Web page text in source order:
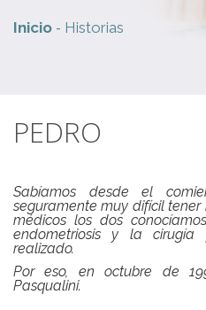
Inicio - Historias
PEDRO
Sabíamos desde el
seguramente muy difícil
médicos los dos
endometriosis y la
realizado.
Por eso, en octubre de
Pasqualini.